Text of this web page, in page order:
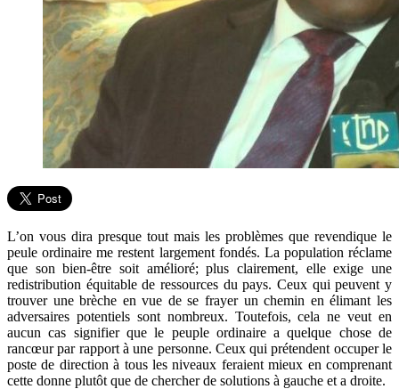
L’on vous dira presque tout mais les problèmes que revendique le
peule ordinaire me restent largement fondés. La population réclame
que son bien-être soit amélioré; plus clairement, elle exige une
redistribution équitable de ressources du pays. Ceux qui peuvent y
trouver une brèche en vue de se frayer un chemin en élimant les
adversaires potentiels sont nombreux. Toutefois, cela ne veut en
aucun cas signifier que le peuple ordinaire a quelque chose de
rancœur par rapport à une personne. Ceux qui prétendent occuper le
poste de direction à tous les niveaux feraient mieux en comprenant
cette donne plutôt que de chercher de solutions à gauche et a droite.